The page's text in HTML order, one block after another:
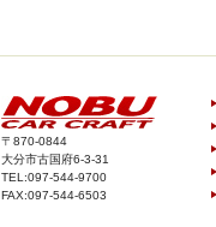
〒870-0844
大分市古国府6-3-31
TEL:097-544-9700
FAX:097-544-6503